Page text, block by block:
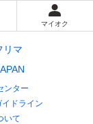
マイオク
リマ
ンター
イドライン
いて